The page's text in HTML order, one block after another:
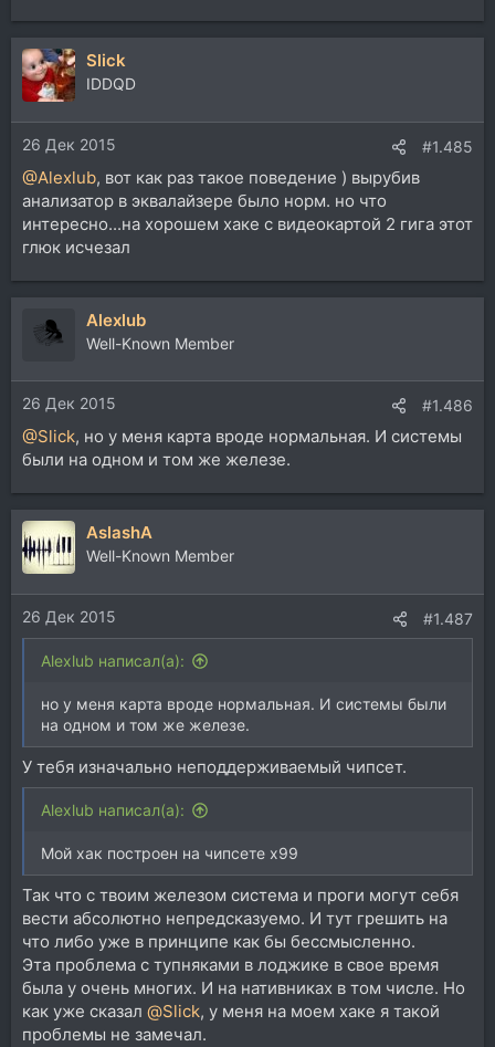
Slick
IDDQD
26 Дек 2015 #1.485
@Alexlub, вот как раз такое поведение ) вырубив
анализатор в эквалайзере было норм. но что
интересно...на хорошем хаке с видеокартой 2 гига этот
глюк исчезал
Alexlub
Well-Known Member
26 Дек 2015 #1.486
@Slick, но у меня карта вроде нормальная. И системы
были на одном и том же железе.
AslashA
Well-Known Member
26 Дек 2015 #1.487
Alexlub написал(а):
но у меня карта вроде нормальная. И системы были
на одном и том же железе.
У тебя изначально неподдерживаемый чипсет.
Alexlub написал(а):
Мой хак построен на чипсете x99
Так что с твоим железом система и проги могут себя
вести абсолютно непредсказуемо. И тут грешить на
что либо уже в принципе как бы бессмысленно.
Эта проблема с тупняками в лоджике в свое время
была у очень многих. И на нативниках в том числе. Но
как уже сказал @Slick, у меня на моем хаке я такой
проблемы не замечал.